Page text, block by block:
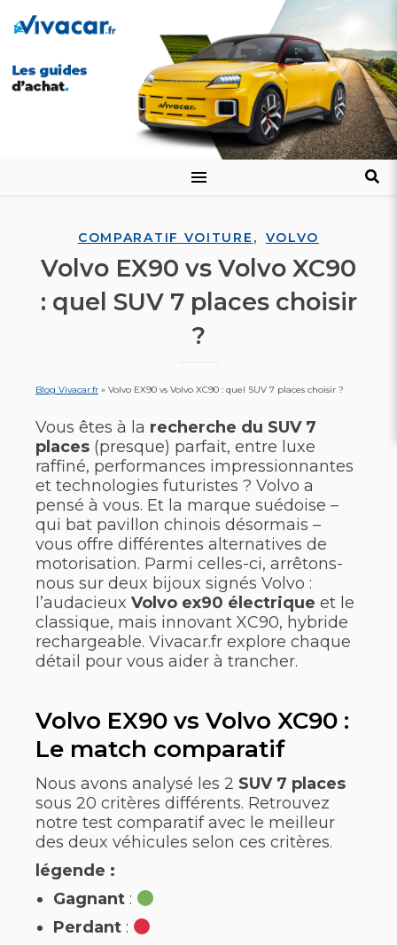
COMPARATIF VOITURE , VOLVO
Volvo EX90 vs Volvo XC90
: quel SUV 7 places choisir
?
Blog Vivacar.fr » Volvo EX90 vs Volvo XC90 : quel SUV 7 places choisir ?
Vous êtes à la recherche du SUV 7
places (presque) parfait, entre luxe
raffiné, performances impressionnantes
et technologies futuristes ? Volvo a
pensé à vous. Et la marque suédoise –
qui bat pavillon chinois désormais –
vous offre différentes alternatives de
motorisation. Parmi celles-ci, arrêtons-
nous sur deux bijoux signés Volvo :
l’audacieux Volvo ex90 électrique et le
classique, mais innovant XC90, hybride
rechargeable. Vivacar.fr explore chaque
détail pour vous aider à trancher.
Volvo EX90 vs Volvo XC90 :
Le match comparatif
Nous avons analysé les 2 SUV 7 places
sous 20 critères différents. Retrouvez
notre test comparatif avec le meilleur
des deux véhicules selon ces critères.
légende :
Gagnant :
Perdant :